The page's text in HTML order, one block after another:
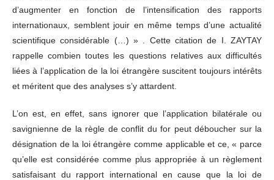
d’augmenter en fonction de l’intensification des rapports
internationaux, semblent jouir en même temps d’une actualité
scientifique considérable (…) » . Cette citation de I. ZAYTAY
rappelle combien toutes les questions relatives aux difficultés
liées à l’application de la loi étrangère suscitent toujours intérêts
et méritent que des analyses s’y attardent.
L’on est, en effet, sans ignorer que l’application bilatérale ou
savignienne de la règle de conflit du for peut déboucher sur la
désignation de la loi étrangère comme applicable et ce, « parce
qu’elle est considérée comme plus appropriée à un règlement
satisfaisant du rapport international en cause que la loi de